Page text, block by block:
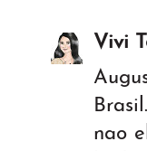
Vivi
nao